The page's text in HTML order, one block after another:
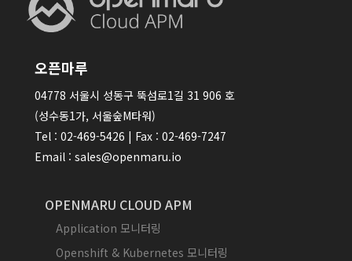
오픈마루
04778 서울시 성동구 뚝섬로1길 31 906 호
(성수동1가, 서울숲M타워)
Tel : 02-469-5426 | Fax : 02-469-7247
Email : sales@openmaru.io
OPENMARU CLOUD APM
Application 모니터링
Openshift & Kubernetes 모니터링